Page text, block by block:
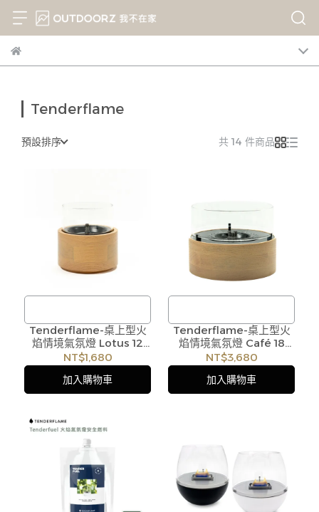
Tenderflame
預設排序 共 14 件商品
/
訂購注意事項 :
商品流動性快且多個平台共
用庫存，偶有下單後缺貨情
繫交期或更換商品，如無法
出貨，本公司將有權取消訂
遇庫存不足無法下單，亦歡
迎洽詢客服。
Tenderflame-桌上型火
焰情境氣氛燈 Lotus 12
Oak
NT$1,680
加入購物車
/
訂購注意事項 :
商品流動性快且多個平台共
用庫存，偶有下單後缺貨情
單，造成不便尚請見諒。如
遇庫存不足無法下單，亦歡
迎洽詢客服。
Tenderflame-桌上型火
焰情境氣氛燈 Café 18
Oak
NT$3,680
加入購物車